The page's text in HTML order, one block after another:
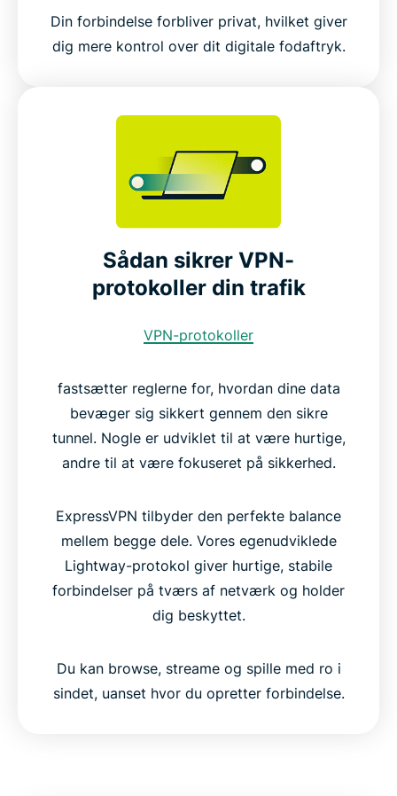
Din forbindelse forbliver privat, hvilket giver
dig mere kontrol over dit digitale fodaftryk.
Sådan sikrer VPN-
protokoller din trafik
VPN-protokoller
fastsætter reglerne for, hvordan dine data
bevæger sig sikkert gennem den sikre
tunnel. Nogle er udviklet til at være hurtige,
andre til at være fokuseret på sikkerhed.
ExpressVPN tilbyder den perfekte balance
mellem begge dele. Vores egenudviklede
Lightway-protokol giver hurtige, stabile
forbindelser på tværs af netværk og holder
dig beskyttet.
Du kan browse, streame og spille med ro i
sindet, uanset hvor du opretter forbindelse.